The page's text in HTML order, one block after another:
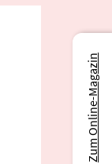
Zum Online-Magazin